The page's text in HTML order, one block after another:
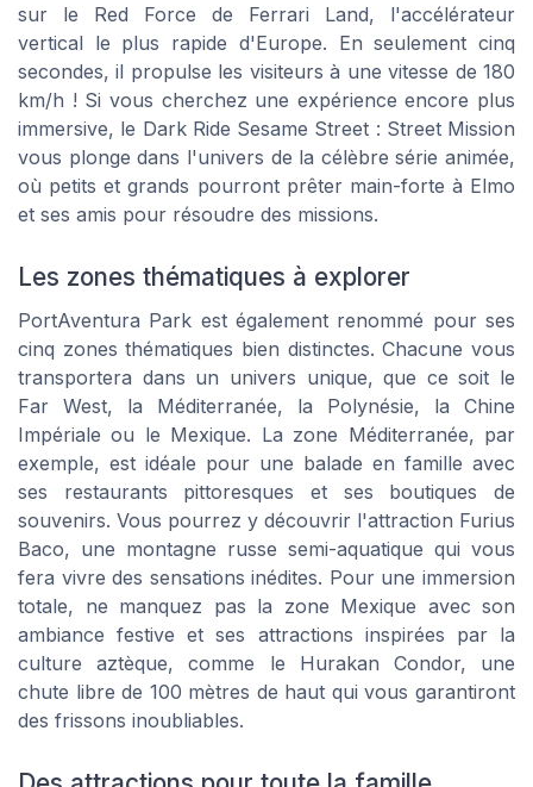
sur le Red Force de Ferrari Land, l'accélérateur
vertical le plus rapide d'Europe. En seulement cinq
secondes, il propulse les visiteurs à une vitesse de 180
km/h ! Si vous cherchez une expérience encore plus
immersive, le Dark Ride Sesame Street : Street Mission
vous plonge dans l'univers de la célèbre série animée,
où petits et grands pourront prêter main-forte à Elmo
et ses amis pour résoudre des missions.
Les zones thématiques à explorer
PortAventura Park est également renommé pour ses
cinq zones thématiques bien distinctes. Chacune vous
transportera dans un univers unique, que ce soit le
Far West, la Méditerranée, la Polynésie, la Chine
Impériale ou le Mexique. La zone Méditerranée, par
exemple, est idéale pour une balade en famille avec
ses restaurants pittoresques et ses boutiques de
souvenirs. Vous pourrez y découvrir l'attraction Furius
Baco, une montagne russe semi-aquatique qui vous
fera vivre des sensations inédites. Pour une immersion
totale, ne manquez pas la zone Mexique avec son
ambiance festive et ses attractions inspirées par la
culture aztèque, comme le Hurakan Condor, une
chute libre de 100 mètres de haut qui vous garantiront
des frissons inoubliables.